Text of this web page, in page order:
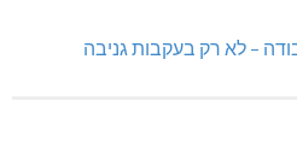
– לא רק בעקבות גניבה